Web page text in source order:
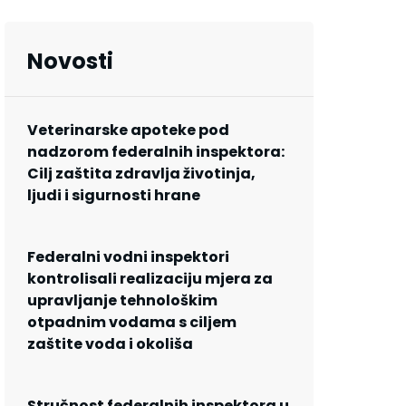
Novosti
Veterinarske apoteke pod
nadzorom federalnih inspektora:
Cilj zaštita zdravlja životinja,
ljudi i sigurnosti hrane
Federalni vodni inspektori
kontrolisali realizaciju mjera za
upravljanje tehnološkim
otpadnim vodama s ciljem
zaštite voda i okoliša